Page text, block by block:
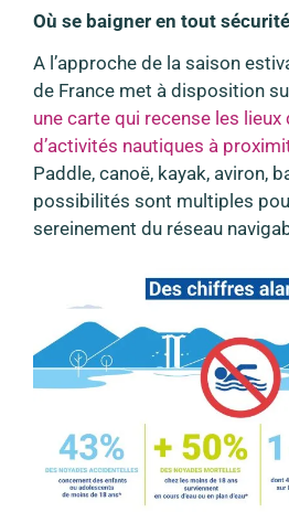
Où se baigner en tout
A l’approche de la saison
de France met à disposition
une carte qui recense les lieux
d’activités nautiques à
Paddle, canoë, kayak, aviron,
possibilités sont multiples
sereinement du réseau